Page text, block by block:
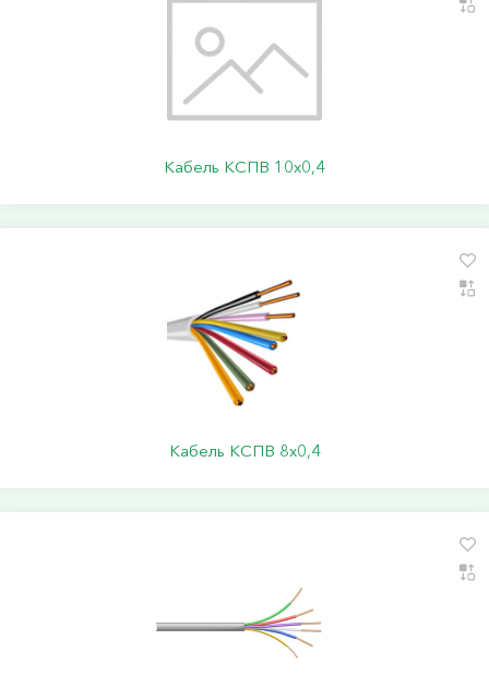
Кабель КСПВ 10х0,4
Кабель КСПВ 8х0,4